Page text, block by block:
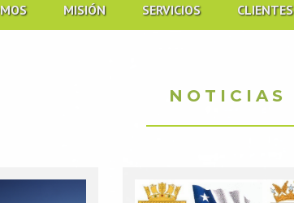
MISIÓN SERVICIOS CLIENTES
NOTICIAS